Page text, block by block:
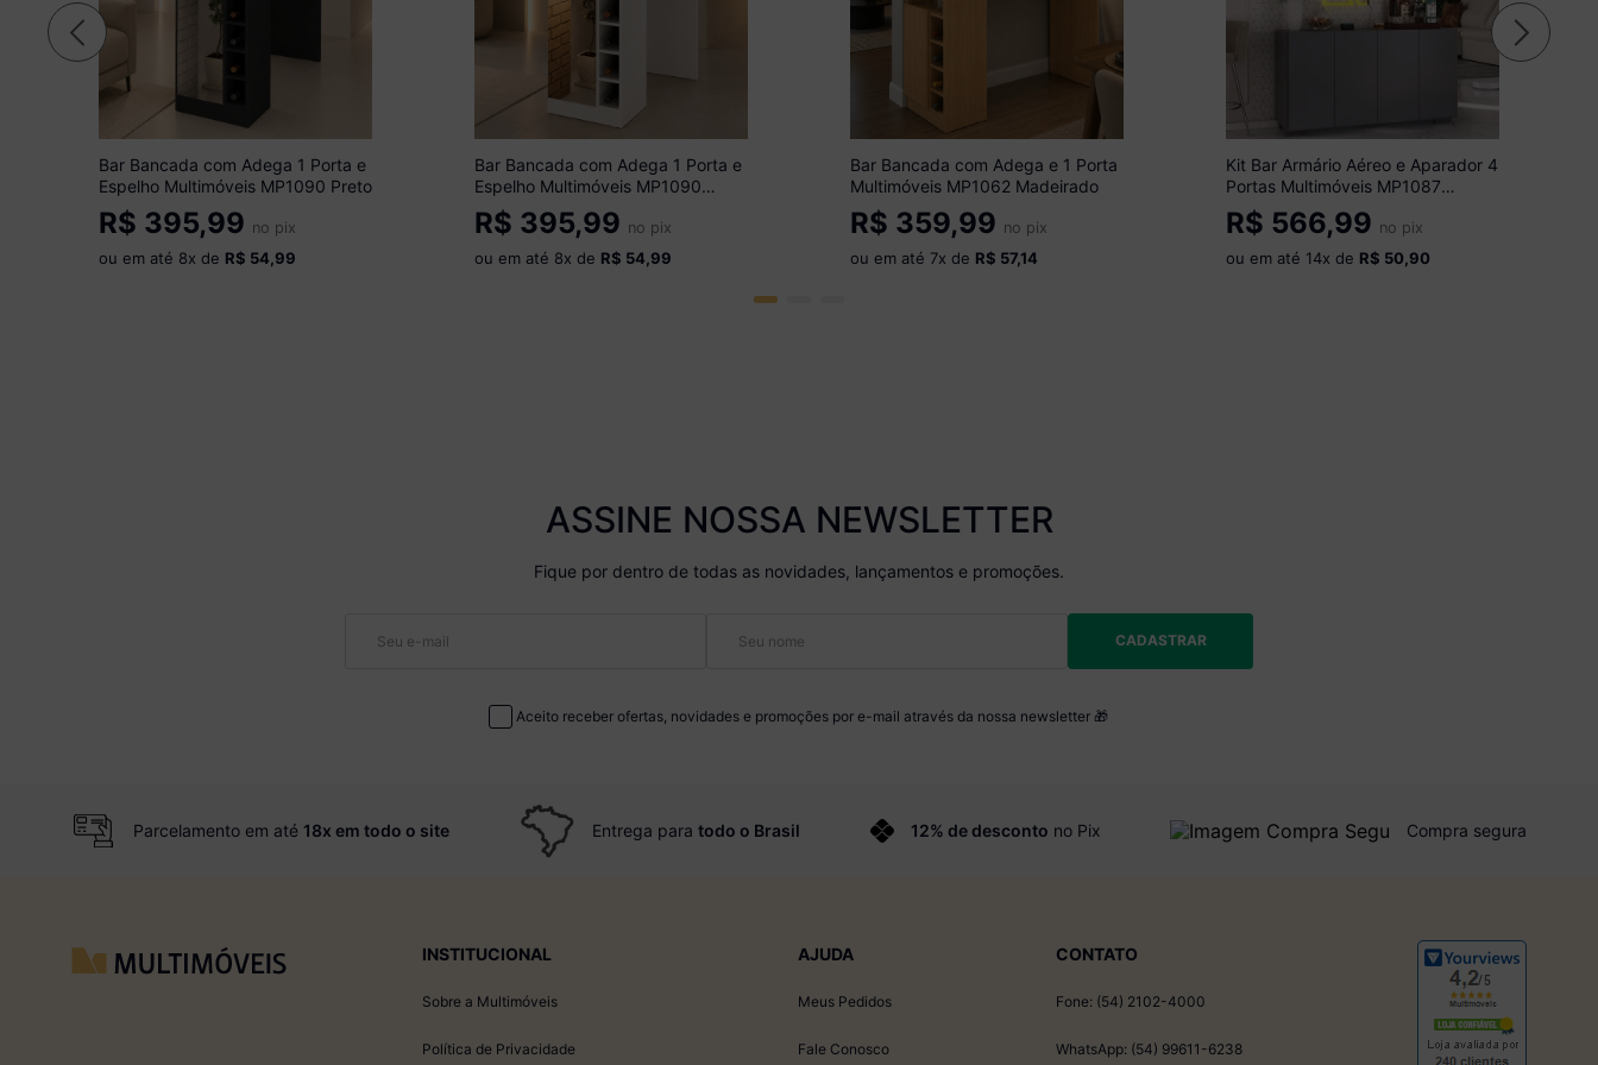
Bar Bancada com Adega 1 Porta e
Espelho Multimóveis MP1090 Preto
R$ 395,99 no pix
ou em até 8x de R$ 54,99
Bar Bancada com Adega 1 Porta e
Espelho Multimóveis MP1090
Branco
R$ 395,99 no pix
ou em até 8x de R$ 54,99
Bar Bancada com Adega e 1 Porta
Multimóveis MP1062 Madeirado
R$ 359,99 no pix
ou em até 7x de R$ 57,14
Kit Bar Armário Aéreo e Aparador 4
Portas Multimóveis MP1087
Grafite/Preto
R$ 566,99 no pix
ou em até 14x de R$ 50,90
ASSINE NOSSA NEWSLETTER
Fique por dentro de todas as novidades, lançamentos e promoções.
CADASTRAR
Aceito receber ofertas, novidades e promoções por e-mail através da nossa newsletter 🎁
Parcelamento em até 18x em todo o site Entrega paratodo o Brasil 12% de desconto no Pix Compra segura
INSTITUCIONAL
Sobre a Multimóveis
Política de Privacidade
AJUDA
Meus Pedidos
Fale Conosco
CONTATO
Fone: (54) 2102-4000
WhatsApp: (54) 99611-6238